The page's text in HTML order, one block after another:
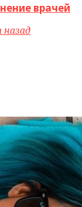
врачей
назад